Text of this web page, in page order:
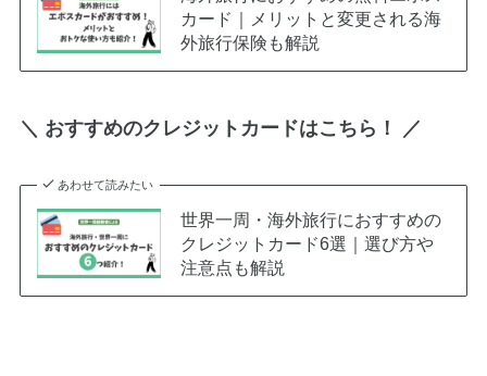
カード｜メリットと変更される海
外旅行保険も解説
＼ おすすめのクレジットカードはこちら！ ／
あわせて読みたい
世界一周・海外旅行におすすめの
クレジットカード6選｜選び方や
注意点も解説